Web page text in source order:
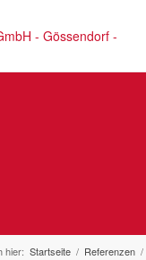
hier: Startseite / Referenzen /